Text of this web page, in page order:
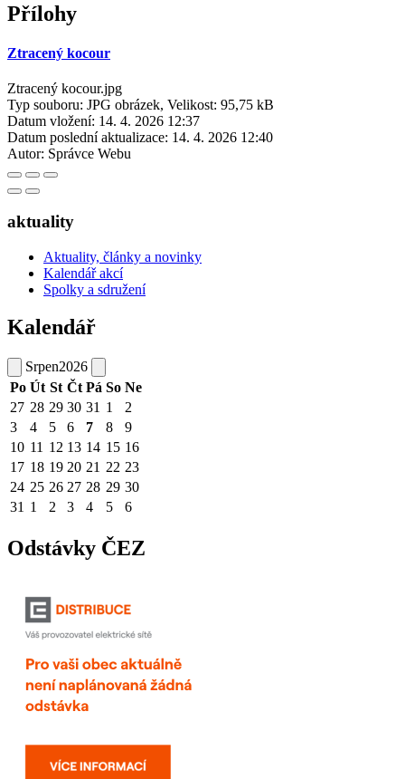
Přílohy
Ztracený kocour
Ztracený kocour.jpg
Typ souboru: JPG obrázek, Velikost: 95,75 kB
Datum vložení: 14. 4. 2026 12:37
Datum poslední aktualizace: 14. 4. 2026 12:40
Autor: Správce Webu
aktuality
Aktuality, články a novinky
Kalendář akcí
Spolky a sdružení
Kalendář
Srpen2026
Po Út St Čt Pá So Ne
27 28 29 30 31 1
2
3
4 5 6 7 8
9
10 11 12 13 14 15 16
17 18 19 20 21 22 23
24 25 26 27 28 29 30
31 1 2 3 4 5 6
Odstávky ČEZ